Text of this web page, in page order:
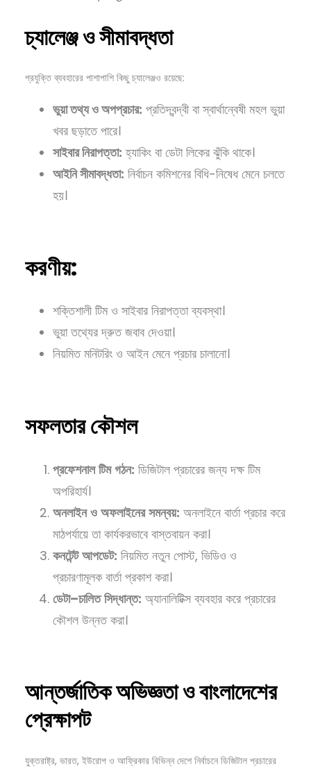
চ্যালেঞ্জওসীমাবদ্ধতা
প্রযুক্তি ব্যবহারের পাশাপাশি কিছু চ্যালেঞ্জও রয়েছে:
ভুয়াতথ্যওঅপপ্রচার: প্রতিদ্বন্দ্বী বা স্বার্থান্বেষী মহল ভুয়া
খবর ছড়াতে পারে।
সাইবারনিরাপত্তা: হ্যাকিং বা ডেটা লিকের ঝুঁকি থাকে।
আইনিসীমাবদ্ধতা: নির্বাচন কমিশনের বিধি-নিষেধ মেনে চলতে
হয়।
করণীয়:
শক্তিশালী টিম ও সাইবার নিরাপত্তা ব্যবস্থা।
ভুয়া তথ্যের দ্রুত জবাব দেওয়া।
নিয়মিত মনিটরিং ও আইন মেনে প্রচার চালানো।
সফলতারকৌশল
প্রফেশনাল টিম গঠন: ডিজিটাল প্রচারের জন্য দক্ষ টিম
অপরিহার্য।
অনলাইন ও অফলাইনের সমন্বয়: অনলাইনে বার্তা প্রচার করে
মাঠপর্যায়ে তা কার্যকরভাবে বাস্তবায়ন করা।
কনটেন্ট আপডেট: নিয়মিত নতুন পোস্ট, ভিডিও ও
প্রচারণামূলক বার্তা প্রকাশ করা।
ডেটা–চালিত সিদ্ধান্ত: অ্যানালিটিক্স ব্যবহার করে প্রচারের
কৌশল উন্নত করা।
আন্তর্জাতিক অভিজ্ঞতা ও বাংলাদেশের
প্রেক্ষাপট
যুক্তরাষ্ট্র, ভারত, ইউরোপ ও আফ্রিকার বিভিন্ন দেশে নির্বাচনে ডিজিটাল প্রচারের